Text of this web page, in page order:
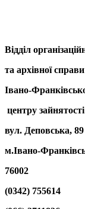
Відділ
та архівної справи
Івано-
центру зайнятості
вул. Деповська, 89
м.Івано-
76002
(0342) 755614